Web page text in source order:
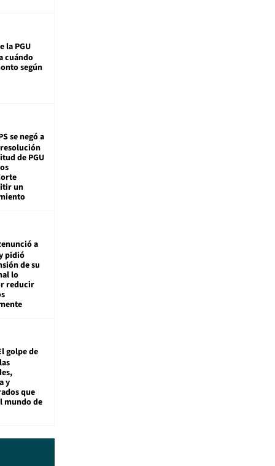
la PGU
cuándo
según
se negó a
de PGU
un
a
pidió
de su
lo
reducir
golpe de
y
que
mundo de